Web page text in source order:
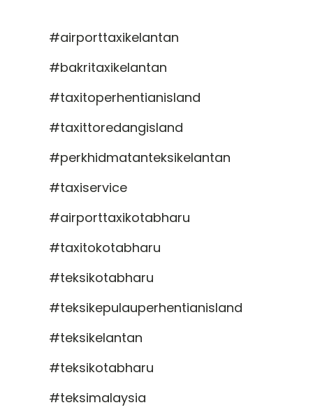
#airporttaxikelantan
#bakritaxikelantan
#taxitoperhentianisland
#taxittoredangisland
#perkhidmatanteksikelantan
#taxiservice
#airporttaxikotabharu
#taxitokotabharu
#teksikotabharu
#teksikepulauperhentianisland
#teksikelantan
#teksikotabharu
#teksimalaysia